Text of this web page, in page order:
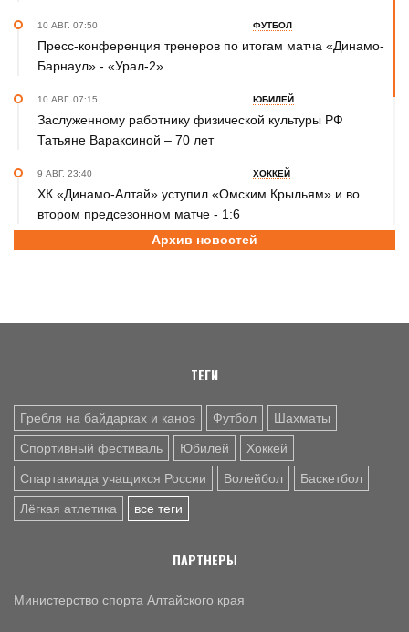
10 АВГ. 07:50 ФУТБОЛ
Пресс-конференция тренеров по итогам матча «Динамо-
Барнаул» - «Урал-2»
10 АВГ. 07:15 ЮБИЛЕЙ
Заслуженному работнику физической культуры РФ
Татьяне Вараксиной – 70 лет
9 АВГ. 23:40 ХОККЕЙ
ХК «Динамо-Алтай» уступил «Омским Крыльям» и во
втором предсезонном матче - 1:6
ФУТБОЛ
9 АВГ. 19:55 ФУТБОЛ
Архив новостей
ТЕГИ
Гребля на байдарках и каноэ Футбол Шахматы
Спортивный фестиваль Юбилей Хоккей
Спартакиада учащихся России Волейбол Баскетбол
Лёгкая атлетика все теги
ПАРТНЕРЫ
Министерство спорта Алтайского края